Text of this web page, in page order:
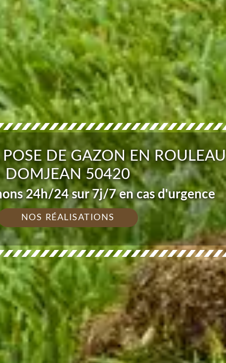
POSE DE GAZON EN ROULEAU
DOMJEAN 50420
24h/24 sur 7j/7 en cas d'urgence
NOS RÉALISATIONS